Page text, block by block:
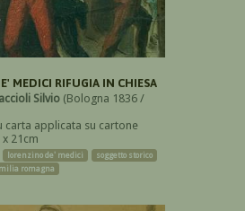
MEDICI RIFUGIA IN CHIESA
Silvio (Bologna 1836 /
carta applicata su cartone
21cm
lorenzino de' medici
soggetto storico
romagna